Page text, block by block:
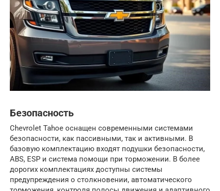
Безопасность
Chevrolet Tahoe оснащен современными системами
безопасности, как пассивными, так и активными. В
базовую комплектацию входят подушки безопасности,
ABS, ESP и система помощи при торможении. В более
дорогих комплектациях доступны системы
предупреждения о столкновении, автоматического